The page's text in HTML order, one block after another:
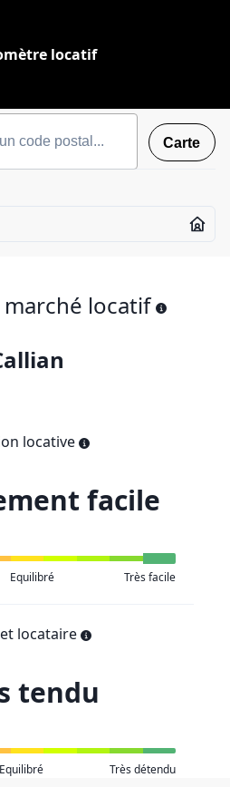
locatif
Carte
locatif
locative
facile
Equilibré Très facile
locataire
tendu
Equilibré Très détendu